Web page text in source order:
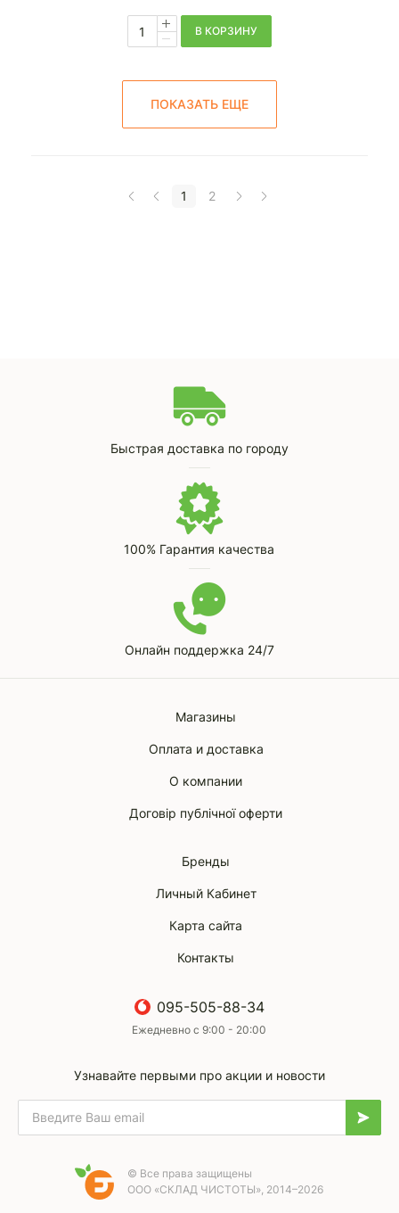
В КОРЗИНУ
ПОКАЗАТЬ ЕЩЕ
1 2
Быстрая доставка по городу
100% Гарантия качества
Онлайн поддержка 24/7
Магазины
Оплата и доставка
О компании
Договір публічної оферти
Бренды
Личный Кабинет
Карта сайта
Контакты
095-505-88-34
Ежедневно с 9:00 - 20:00
Узнавайте первыми про акции и новости
© Все права защищены
ООО «СКЛАД ЧИСТОТЫ», 2014–2026